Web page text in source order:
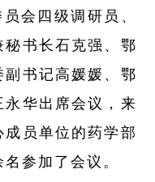
会四级调研员、
书长石克强、鄂
书记高媛媛、鄂
华出席会议，来
员单位的药学部
参加了会议。